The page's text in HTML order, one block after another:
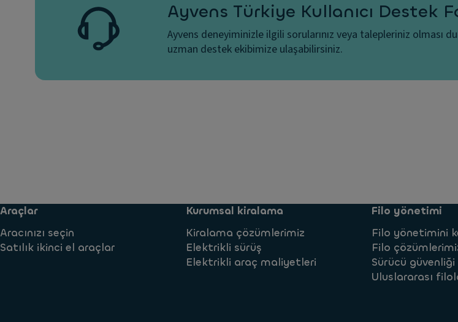
Ayvens Türkiye Kullanıcı Destek
Ayvens deneyiminizle ilgili sorularınız veya talepleriniz olması
uzman destek ekibimize ulaşabilirsiniz.
Araçlar
Aracınızı seçin
Satılık ikinci el araçlar
Kurumsal kiralama
Kiralama çözümlerimiz
Elektrikli sürüş
Elektrikli araç maliyetleri
Filo yönetimi
Filo yönetimini
Filo
Sürücü güvenliği
Uluslararası